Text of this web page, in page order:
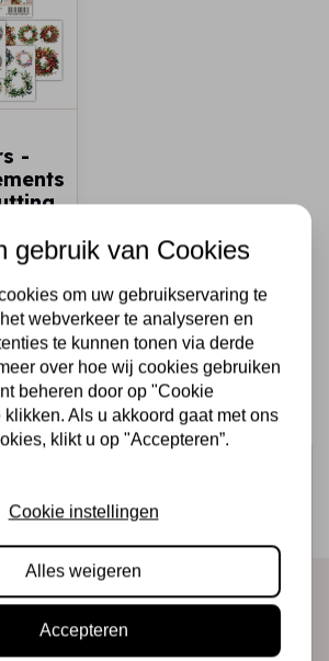
-
onze actie en nieuwe producten
gebruik van Cookies
om uw gebruikservaring te
webverkeer te analyseren en
te kunnen tonen via derde
over hoe wij cookies gebruiken
beheren door op "Cookie
Als u akkoord gaat met ons
klikt u op "Accepteren”.
Cookie instellingen
Alles weigeren
Accepteren